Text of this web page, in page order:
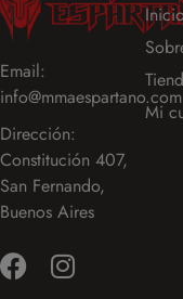
Email:
info@mmaespartano.com
Dirección:
Constitución 407,
San Fernando,
Buenos Aires
Mi